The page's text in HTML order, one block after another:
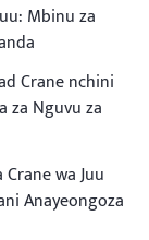
Mbinu za
Crane nchini
za Nguvu za
wa Juu
Anayeongoza